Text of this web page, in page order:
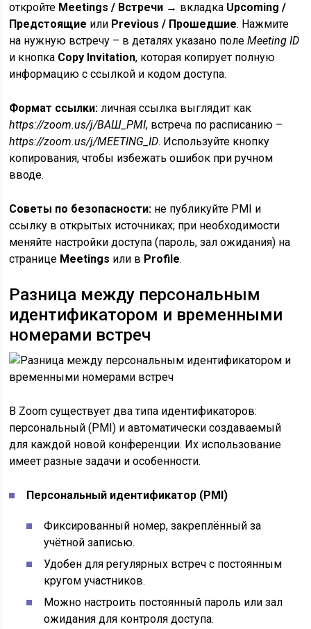
откройте Meetings / Встречи → вкладка Upcoming /
Предстоящие или Previous / Прошедшие. Нажмите
на нужную встречу – в деталях указано полеMeeting ID
и кнопка Copy Invitation, которая копирует полную
информацию с ссылкой и кодом доступа.
Формат ссылки: личная ссылка выглядит как
https://zoom.us/j/ВАШ_PMI, встреча по расписанию –
https://zoom.us/j/MEETING_ID. Используйте кнопку
копирования, чтобы избежать ошибок при ручном
вводе.
Советы по безопасности: не публикуйте PMI и
ссылку в открытых источниках; при необходимости
меняйте настройки доступа (пароль, зал ожидания) на
странице Meetings или в Profile.
Разница между персональным
идентификатором и временными
номерами встреч
В Zoom существует два типа идентификаторов:
персональный (PMI) и автоматически создаваемый
для каждой новой конференции. Их использование
имеет разные задачи и особенности.
Персональный идентификатор (PMI)
Фиксированный номер, закреплённый за
учётной записью.
Удобен для регулярных встреч с постоянным
кругом участников.
Можно настроить постоянный пароль или зал
ожидания для контроля доступа.